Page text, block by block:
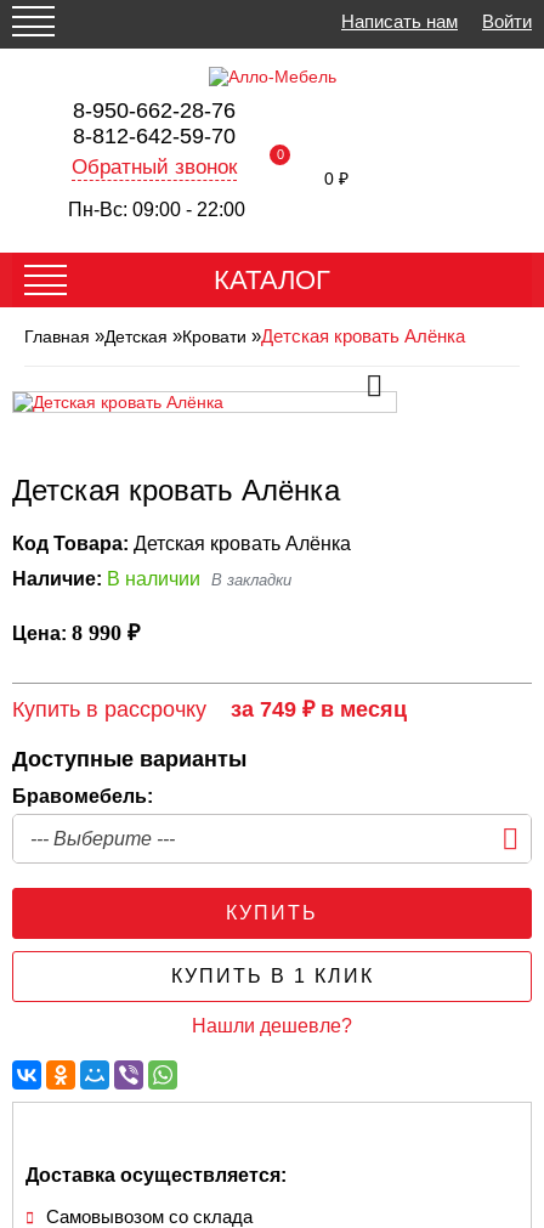
Написать нам Войти
8-950-662-28-76
8-812-642-59-70
Обратный звонок
Пн-Вс: 09:00 - 22:00
0
0 ₽
КАТАЛОГ
Главная »Детская »Кровати »Детская кровать Алёнка
Детская кровать Алёнка
Код Товара: Детская кровать Алёнка
Наличие: В наличии
Цена: 8 990 ₽
Купить в рассрочку за 749 ₽ в месяц
Доступные варианты
Бравомебель:
КУПИТЬ
КУПИТЬ В 1 КЛИК
Нашли дешевле?
Доставка осуществляется:
Самовывозом со склада